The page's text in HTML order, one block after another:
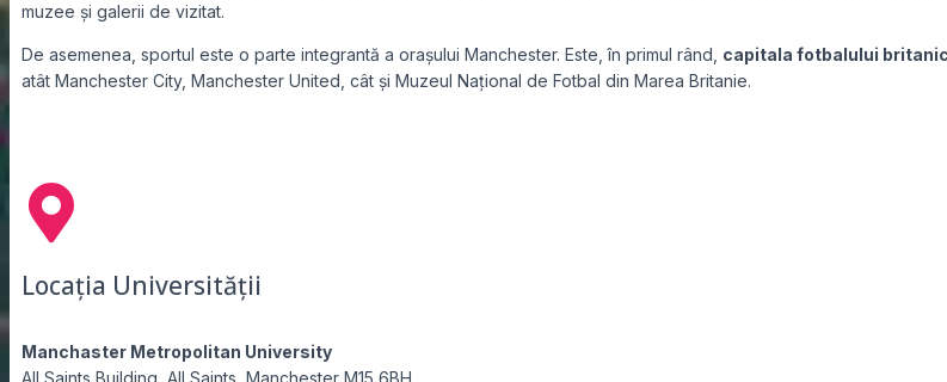
muzee și galerii de vizitat.
De asemenea, sportul este o parte integrantă a orașului Manchester. Este, în primul rând, capitala fotbalului britanic
atât Manchester City, Manchester United, cât și Muzeul Național de Fotbal din Marea Britanie.
Locația Universității
Manchaster Metropolitan University